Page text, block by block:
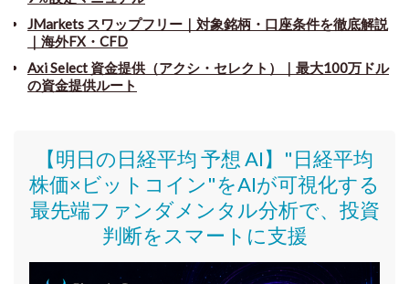
JMarkets スワップフリー ｜ 対象銘柄・口座条件を徹底解説
｜海外FX・CFD
Axi Select 資金提供（アクシ・セレクト）｜最大100万ドル
の資金提供ルート
【明日の日経平均 予想 AI】"日経平均
株価×ビットコイン"をAIが可視化する
最先端ファンダメンタル分析で、投資
判断をスマートに支援